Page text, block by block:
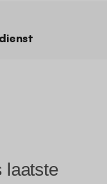
laatste